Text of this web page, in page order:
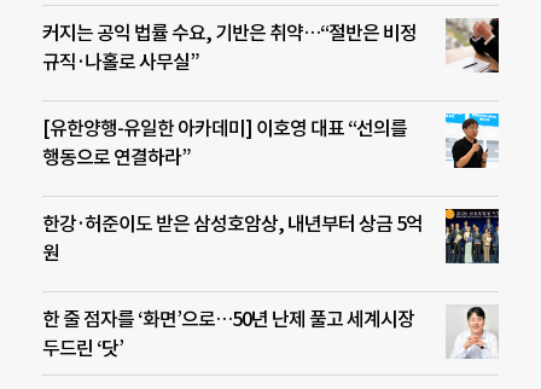
커지는 공익 법률 수요, 기반은 취약…“절반은 비정
규직·나홀로 사무실”
[유한양행-유일한 아카데미] 이호영 대표 “선의를
행동으로 연결하라”
한강·허준이도 받은 삼성호암상, 내년부터 상금 5억
원
한 줄 점자를 ‘화면’으로…50년 난제 풀고 세계시장
두드린 ‘닷’